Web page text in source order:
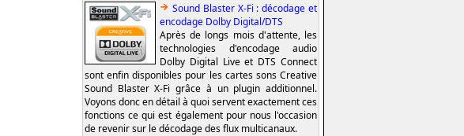
Sound Blaster X-Fi : décodage et
encodage Dolby Digital/DTS
Après de longs mois d'attente, les
technologies d'encodage audio
Dolby Digital Live et DTS Connect
sont enfin disponibles pour les cartes sons Creative
Sound Blaster X-Fi grâce à un plugin additionnel.
Voyons donc en détail à quoi servent exactement ces
fonctions ce qui est également pour nous l'occasion
de revenir sur le décodage des flux multicanaux.